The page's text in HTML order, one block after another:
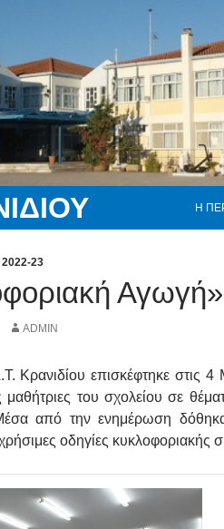
Η
23
Αγωγή»
ADMIN
Κρανιδίου επισκέφτηκε στις
μαθήτριες του σχολείου σε
από την ενημέρωση
οδηγίες κυκλοφοριακής